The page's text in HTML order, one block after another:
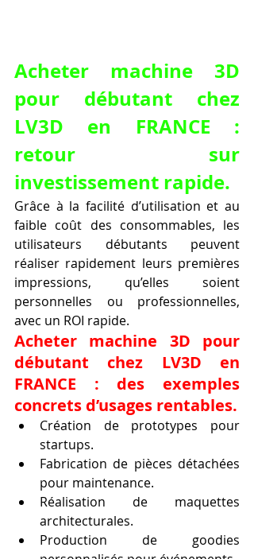
Acheter machine 3D
pour débutant chez
LV3D en FRANCE :
retour sur
investissement rapide.
Grâce à la facilité d’utilisation et au
faible coût des consommables, les
utilisateurs débutants peuvent
réaliser rapidement leurs premières
impressions, qu’elles soient
personnelles ou professionnelles,
avec un ROI rapide.
Acheter machine 3D pour
débutant chez LV3D en
FRANCE : des exemples
concrets d’usages rentables.
Création de prototypes pour
startups.
Fabrication de pièces détachées
pour maintenance.
Réalisation de maquettes
architecturales.
Production de goodies